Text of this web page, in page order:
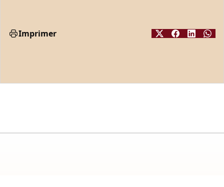
Imprimer